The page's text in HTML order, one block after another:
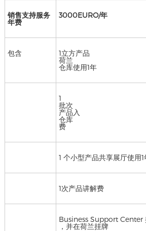
销售支持服务
年费
3000EURO/年
包含
1立方产品
荷兰
仓库使用1年
1
批次
产品入
仓库
费
1 个小型产品共享展厅使用1
1次产品讲解费
Business Support Center
，并在荷兰挂牌